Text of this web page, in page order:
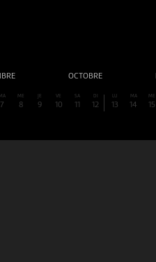
OCTOBRE
MA
7
ME
8
JE
9
VE
10
SA
11
DI
12
LU
13
MA
14
ME
15